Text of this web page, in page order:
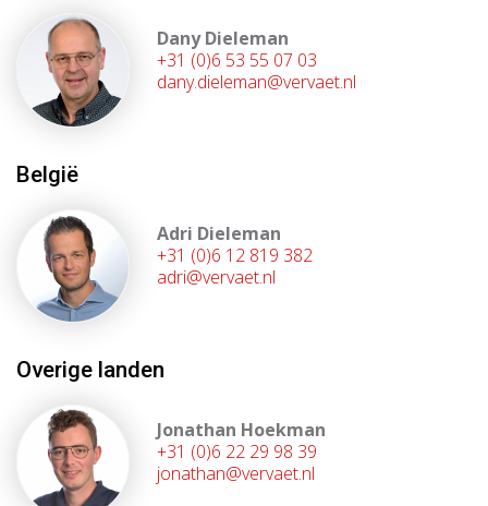
Dany Dieleman
+31 (0)6 53 55 07 03
dany.dieleman@vervaet.nl
België
Adri Dieleman
+31 (0)6 12 819 382
adri@vervaet.nl
Overige landen
Jonathan Hoekman
+31 (0)6 22 29 98 39
jonathan@vervaet.nl